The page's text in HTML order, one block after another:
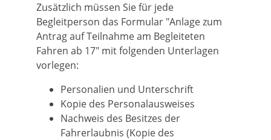
Zusätzlich müssen Sie für jede
Begleitperson das Formular "Anlage zum
Antrag auf Teilnahme am Begleiteten
Fahren ab 17" mit folgenden Unterlagen
vorlegen:
Personalien und Unterschrift
Kopie des Personalausweises
Nachweis des Besitzes der
Fahrerlaubnis (Kopie des